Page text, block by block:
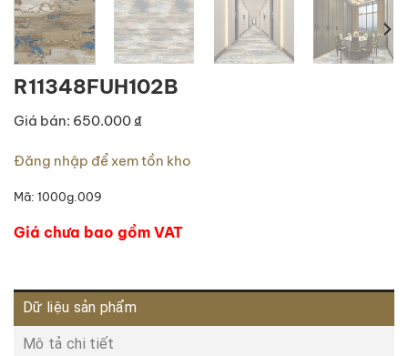
R11348FUH102B
Giá bán: 650.000 ₫
Đăng nhập để xem tồn kho
Mã: 1000g.009
Giá chưa bao gồm VAT
Dữ liệu sản phẩm
Mô tả chi tiết